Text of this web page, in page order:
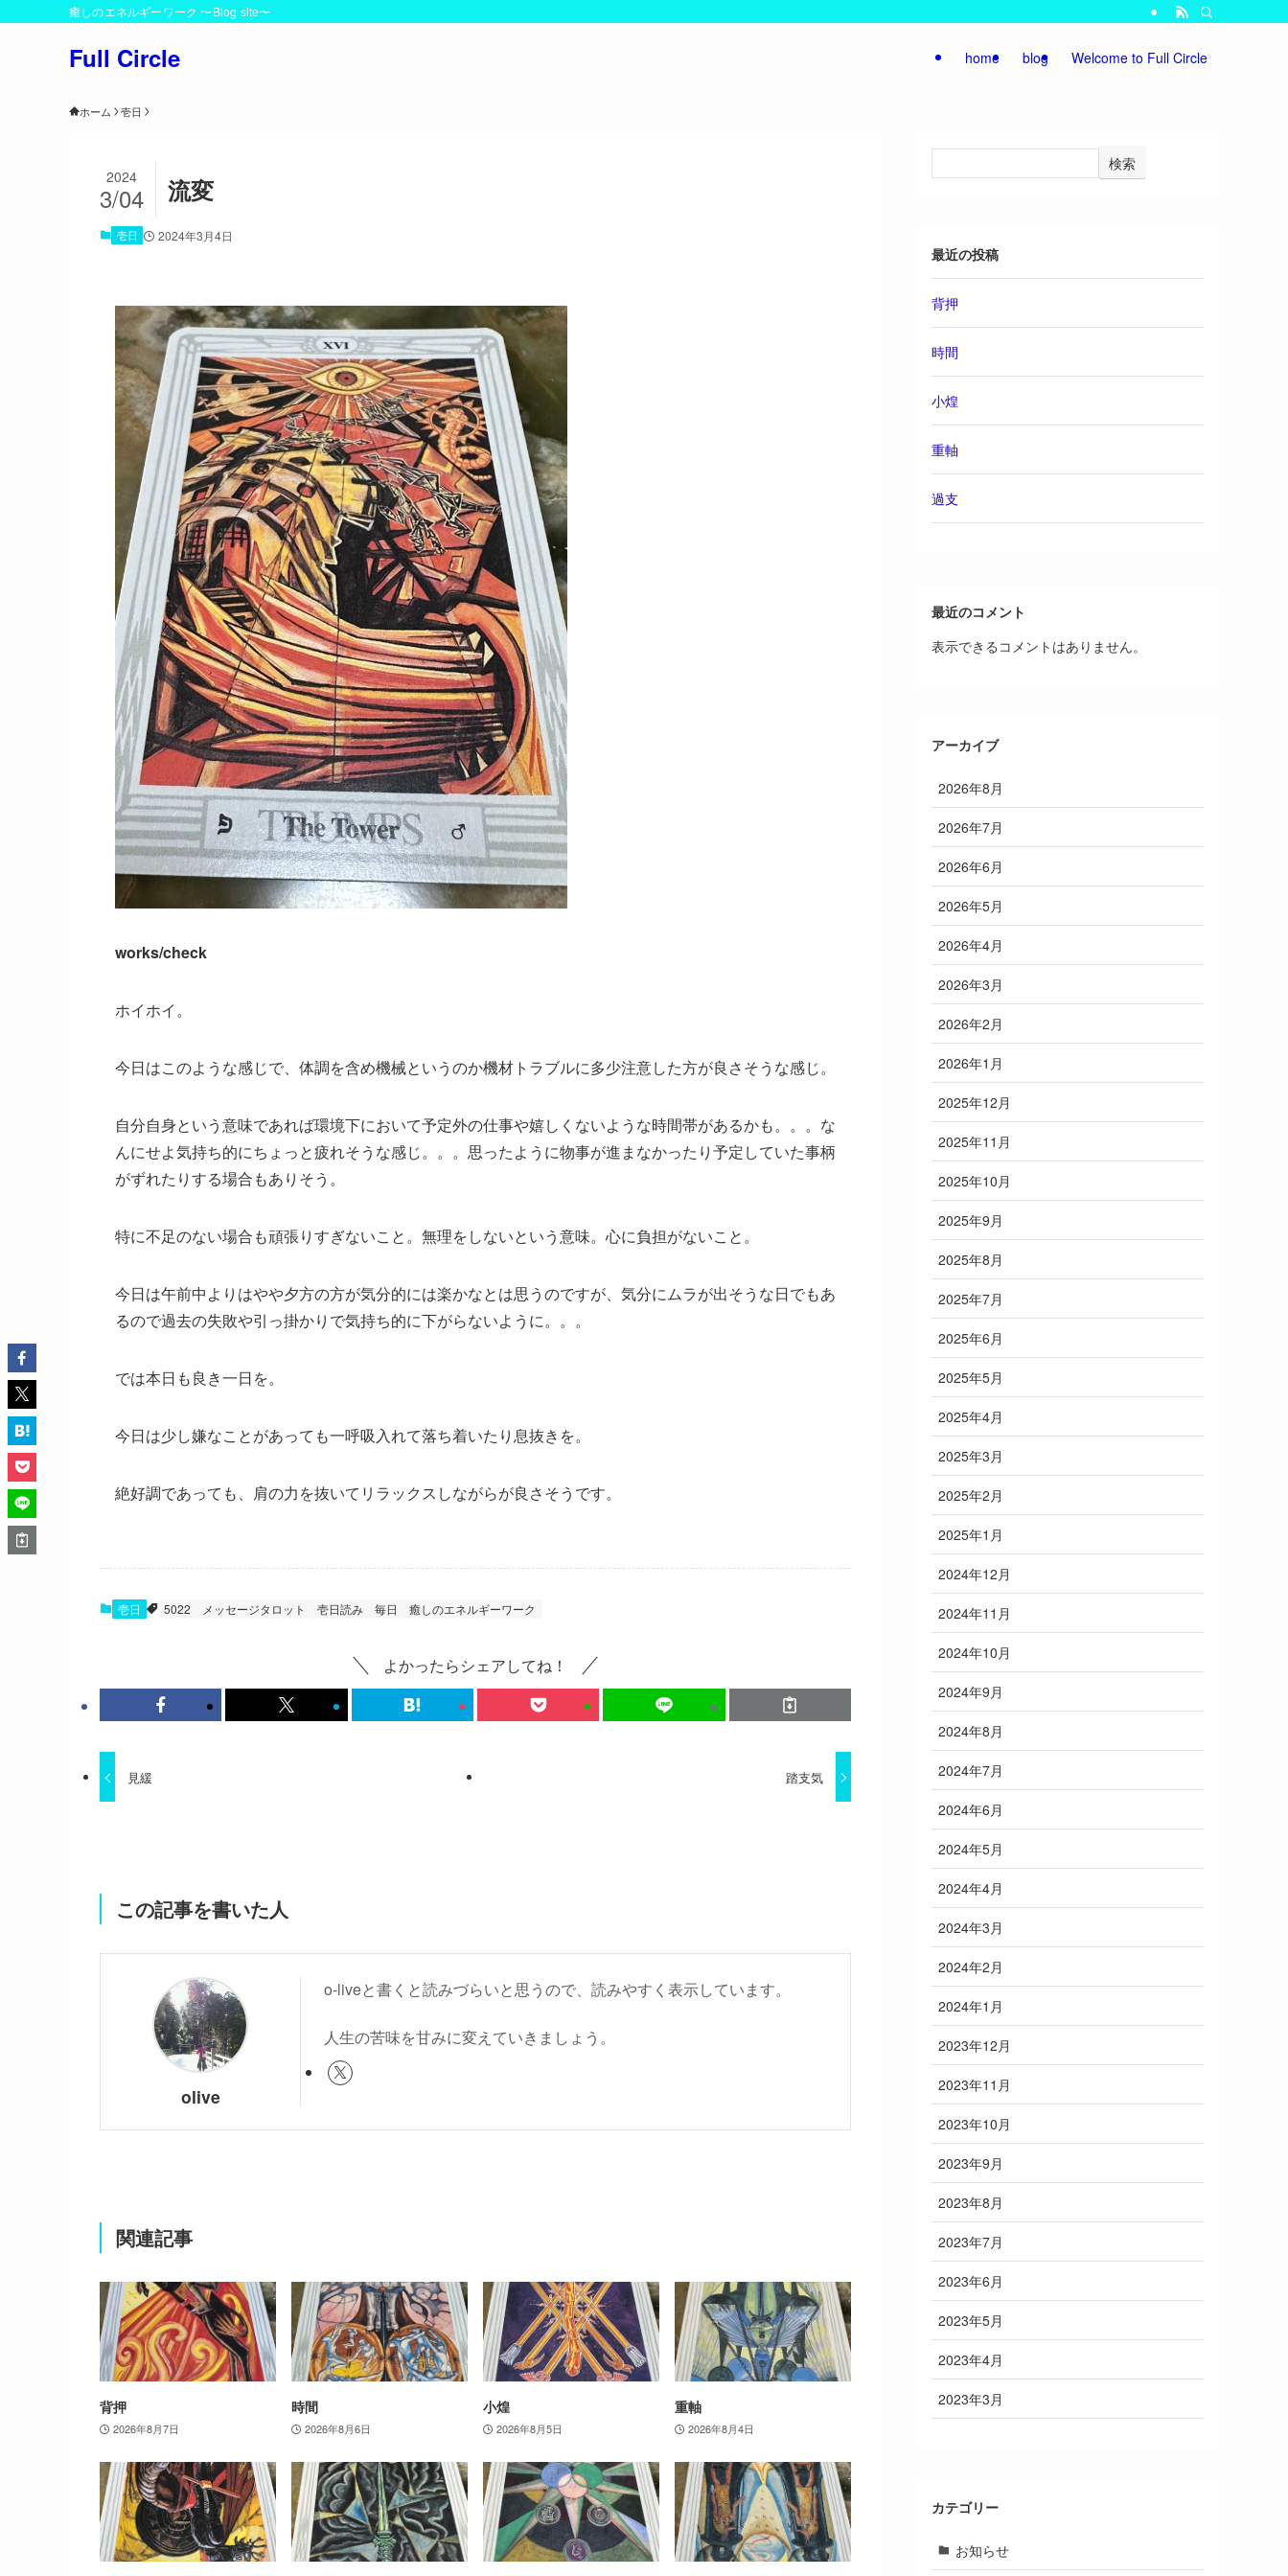
癒しのエネルギーワーク 〜Blog site〜
Full Circle home blog Welcome to Full Circle
ホーム 壱日
流変
2024
3/04
壱日 2024年3月4日
works/check
ホイホイ。
今日はこのような感じで、体調を含め機械というのか機材トラブルに多少注意した方が良さそうな感じ。
自分自身という意味であれば環境下において予定外の仕事や嬉しくないような時間帯があるかも。。。な
んにせよ気持ち的にちょっと疲れそうな感じ。。。思ったように物事が進まなかったり予定していた事柄
がずれたりする場合もありそう。
特に不足のない場合も頑張りすぎないこと。無理をしないという意味。心に負担がないこと。
今日は午前中よりはやや夕方の方が気分的には楽かなとは思うのですが、気分にムラが出そうな日でもあ
るので過去の失敗や引っ掛かりで気持ち的に下がらないように。。。
では本日も良き一日を。
今日は少し嫌なことがあっても一呼吸入れて落ち着いたり息抜きを。
絶好調であっても、肩の力を抜いてリラックスしながらが良さそうです。
壱日 5022 メッセージタロット 壱日読み 毎日 癒しのエネルギーワーク
よかったらシェアしてね！
見緩 踏支気
この記事を書いた人
olive
o-liveと書くと読みづらいと思うので、読みやすく表示しています。
人生の苦味を甘みに変えていきましょう。
関連記事
背押
2026年8月7日
時間
2026年8月6日
小煌
2026年8月5日
重軸
2026年8月4日
検索
最近の投稿
背押
時間
小煌
重軸
過支
最近のコメント
表示できるコメントはありません。
アーカイブ
2026年8月
2026年7月
2026年6月
2026年5月
2026年4月
2026年3月
2026年2月
2026年1月
2025年12月
2025年11月
2025年10月
2025年9月
2025年8月
2025年7月
2025年6月
2025年5月
2025年4月
2025年3月
2025年2月
2025年1月
2024年12月
2024年11月
2024年10月
2024年9月
2024年8月
2024年7月
2024年6月
2024年5月
2024年4月
2024年3月
2024年2月
2024年1月
2023年12月
2023年11月
2023年10月
2023年9月
2023年8月
2023年7月
2023年6月
2023年5月
2023年4月
2023年3月
カテゴリー
お知らせ